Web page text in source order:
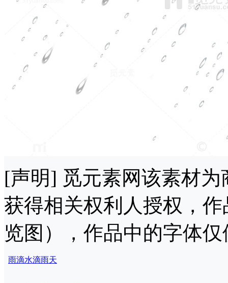
[声明] 觅元素网该素材
获得相关权利人授权，
览图），作品中的字体
雨滴水滴雨天